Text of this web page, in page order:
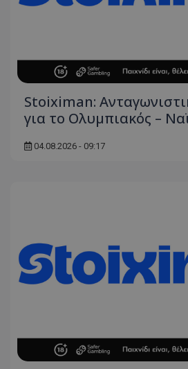
Stoiximan:
για το Ολυμπιακός –
04.08.2026 - 09:17